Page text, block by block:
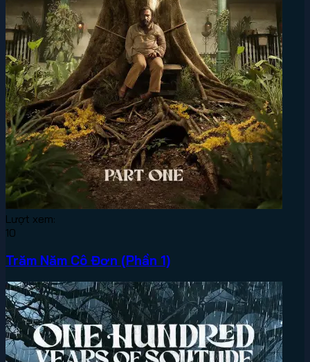
Lượt xem:
10
Trăm Năm Cô Đơn (Phần 1)